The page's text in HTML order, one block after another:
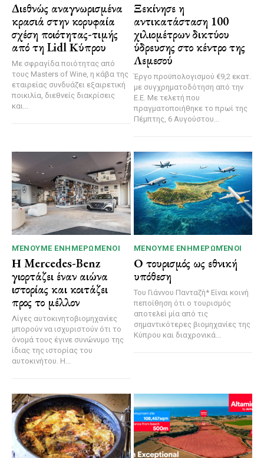
Διεθνώς αναγνωρισμένα
κρασιά στην κορυφαία
σχέση ποιότητας-τιμής
από τη Lidl Κύπρου
Με σφραγίδα ποιότητας από
τους Masters of Wine, η κάβα της
εταιρείας συνδυάζει εξαιρετική
ποικιλία, διεθνείς διακρίσεις
και...
Ξεκίνησε η
αντικατάσταση 100
χιλιομέτρων δικτύου
ύδρευσης στο κέντρο της
Λεμεσού
Έργο προϋπολογισμού €9,2 εκατ.
με συγχρηματοδότηση από την
Ε.Ε. Με τελετή που
πραγματοποιήθηκε το πρωί της
Πέμπτης, 6 Αυγούστου...
ΜΈΝΟΥΜΕ ΕΝΗΜΕΡΩΜΈΝΟΙ
Η Mercedes-Benz
γιορτάζει έναν αιώνα
ιστορίας και κοιτάζει
προς το μέλλον
Λίγες αυτοκινητοβιομηχανίες
μπορούν να ισχυριστούν ότι το
όνομά τους έγινε συνώνυμο της
ίδιας της ιστορίας του
αυτοκινήτου. Η...
ΜΈΝΟΥΜΕ ΕΝΗΜΕΡΩΜΈΝΟΙ
Ο τουρισμός ως εθνική
υπόθεση
Του Γιάννου Πανταζή* Είναι κοινή
πεποίθηση ότι ο τουρισμός
αποτελεί μία από τις
σημαντικότερες βιομηχανίες της
Κύπρου και διαχρονικά...